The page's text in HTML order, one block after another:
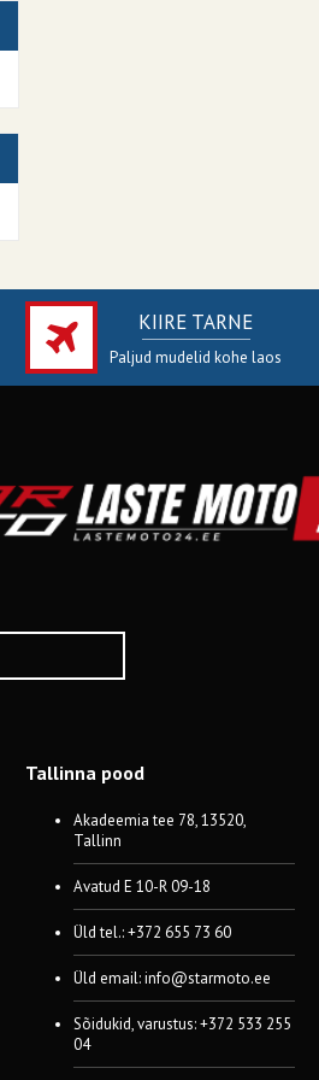
KIIRE TARNE
Paljud mudelid kohe laos
Tallinna pood
Akadeemia tee 78, 13520,
Tallinn
Avatud E 10-R 09-18
Üld tel.: +372 655 73 60
Üld email:info@starmoto.ee
Sõidukid, varustus: +372 533 255
04